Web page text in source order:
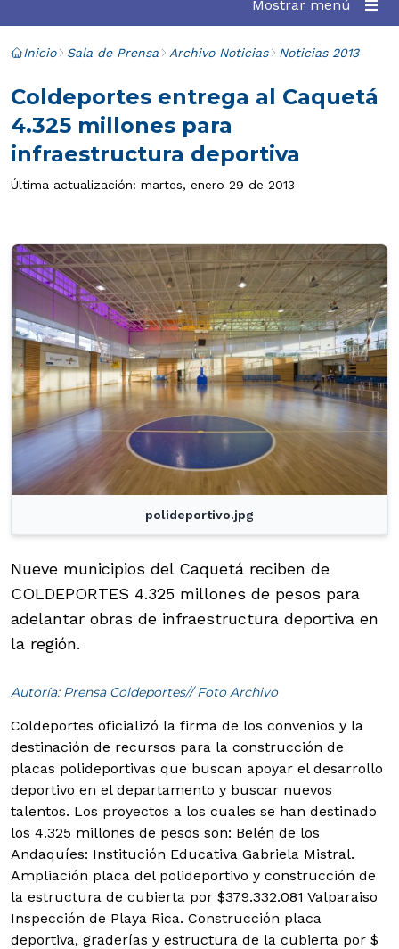
Mostrar menú
Inicio Sala de Prensa Archivo Noticias Noticias 2013
Coldeportes entrega al Caquetá
4.325 millones para
infraestructura deportiva
Última actualización: martes, enero 29 de 2013
polideportivo.jpg
Nueve municipios del Caquetá reciben de
COLDEPORTES 4.325 millones de pesos para
adelantar obras de infraestructura deportiva en
la región.
Autoría: Prensa Coldeportes// Foto Archivo
Coldeportes oficializó la firma de los convenios y la
destinación de recursos para la construcción de
placas polideportivas que buscan apoyar el desarrollo
deportivo en el departamento y buscar nuevos
talentos. Los proyectos a los cuales se han destinado
los 4.325 millones de pesos son: Belén de los
Andaquíes: Institución Educativa Gabriela Mistral.
Ampliación placa del polideportivo y construcción de
la estructura de cubierta por $379.332.081 Valparaiso
Inspección de Playa Rica. Construcción placa
deportiva, graderías y estructura de la cubierta por $